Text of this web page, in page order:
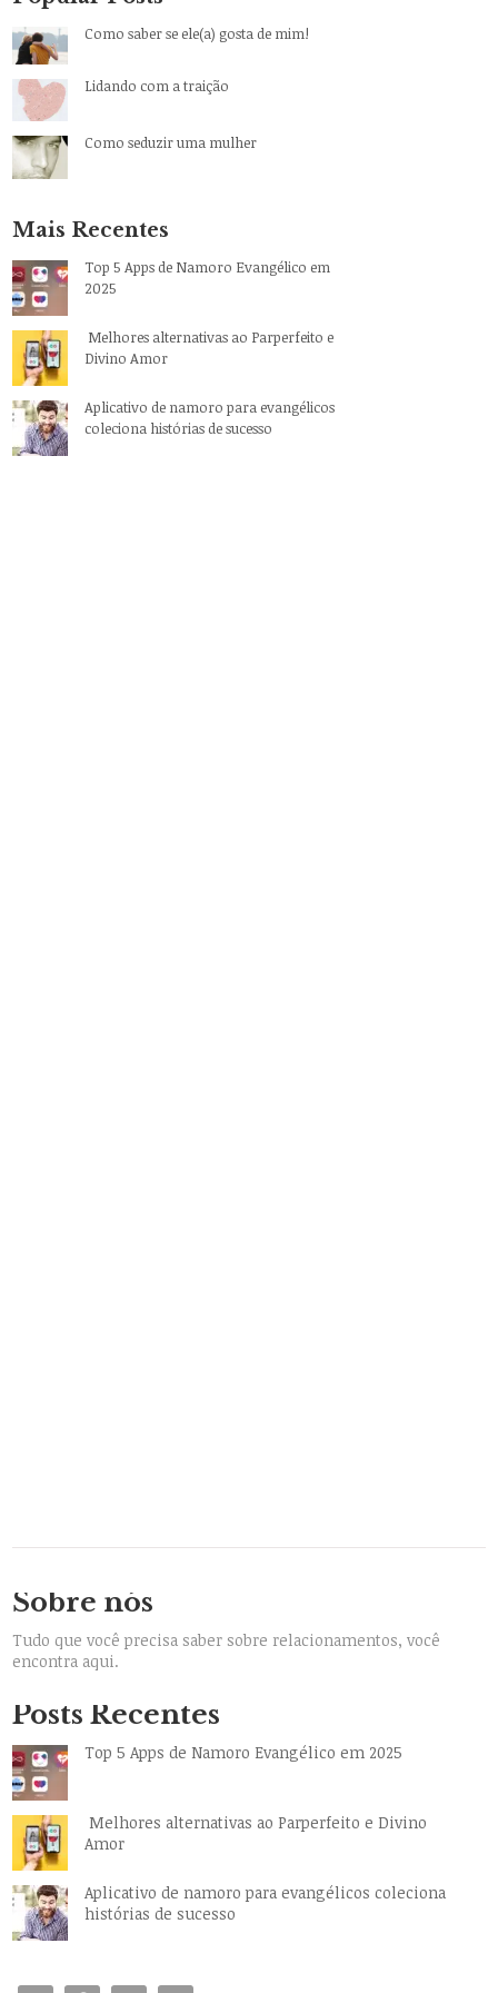
Como saber se ele(a) gosta de mim!
Lidando com a traição
Como seduzir uma mulher
Mais Recentes
Top 5 Apps de Namoro Evangélico em
2025
Melhores alternativas ao Parperfeito e
Divino Amor
Aplicativo de namoro para evangélicos
coleciona histórias de sucesso
Sobre nós
Tudo que você precisa saber sobre relacionamentos, você
encontra aqui.
Posts Recentes
Top 5 Apps de Namoro Evangélico em 2025
Melhores alternativas ao Parperfeito e Divino
Amor
Aplicativo de namoro para evangélicos coleciona
histórias de sucesso